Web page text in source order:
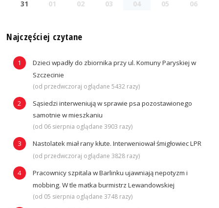
31 01 02 03 04 05 06
Najczęściej czytane
Dzieci wpadły do zbiornika przy ul. Komuny Paryskiej w
Szczecinie
(od przedwczoraj oglądane 5432 razy)
Sąsiedzi interweniują w sprawie psa pozostawionego
samotnie w mieszkaniu
(od 06 sierpnia oglądane 3903 razy)
Nastolatek miał rany kłute. Interweniował śmigłowiec LPR
(od przedwczoraj oglądane 3828 razy)
Pracownicy szpitala w Barlinku ujawniają nepotyzm i
mobbing. W tle matka burmistrz Lewandowskiej
(od 05 sierpnia oglądane 3748 razy)